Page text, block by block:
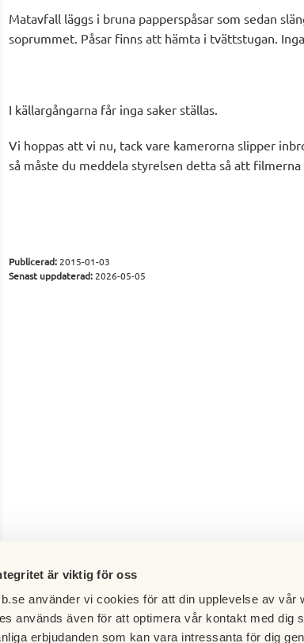
är viktig för oss
använder vi cookies för att din upplevelse av
används även för att optimera vår kontakt med dig
erbjudanden som kan vara intressanta för dig
Matavfall läggs i bruna papperspåsar som sedan
soprummet. Påsar finns att hämta i tvättstugan.
I källargångarna får inga saker ställas.
Vi hoppas att vi nu, tack vare kamerorna slipper
så måste du meddela styrelsen detta så att filmerna
Publicerad:2015-01-03
Senast uppdaterad:2026-05-05